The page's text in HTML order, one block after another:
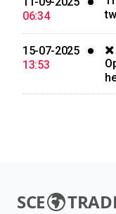
06:34
15-07-2025
13:53
✖️
SCE